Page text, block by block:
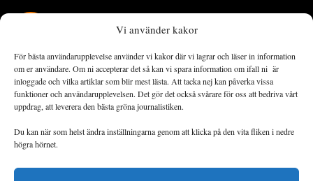
Vi använder kakor
För bästa användarupplevelse använder vi kakor där vi lagrar och läser in information
om er användare. Om ni accepterar det så kan vi spara information om ifall ni är
inloggade och vilka artiklar som blir mest lästa. Att tacka nej kan påverka vissa
funktioner och användarupplevelsen. Det gör det också svårare för oss att bedriva vårt
uppdrag, att leverera den bästa gröna journalistiken.
Du kan när som helst ändra inställningarna genom att klicka på den vita fliken i nedre
högra hörnet.
Landets Fria Tidning är en nyhetstidning med bred bevakning av
det viktigaste som händer lokalt och globalt och med fokus på
omställningsrörelsen. En omställning till ett hållbart samhälle går
både via starka och lika rättigheter för alla människor, minskade
ekonomiska och sociala klyftor, samt utrymme för allt levande att
utvecklas och frodas.